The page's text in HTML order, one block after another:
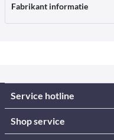
Fabrikant informatie
Service hotline
Shop service